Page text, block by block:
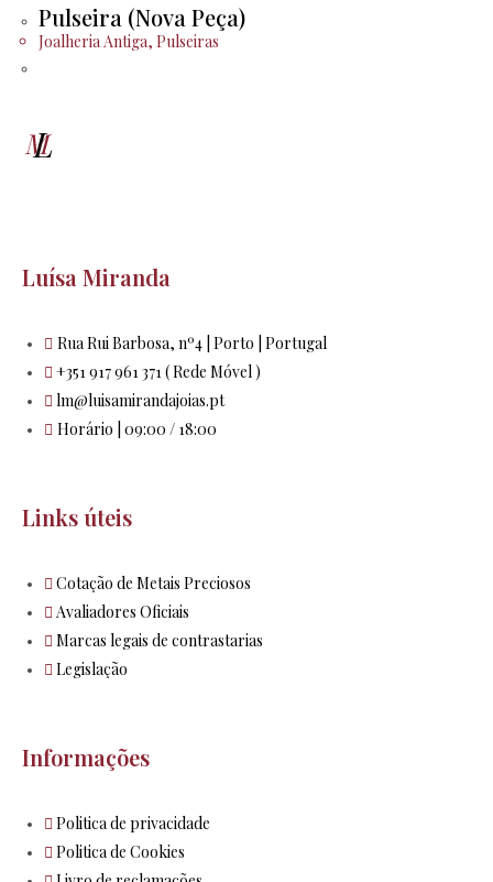
Pulseira (Nova Peça)
Joalheria Antiga, Pulseiras
Luísa Miranda
Rua Rui Barbosa, nº4 | Porto | Portugal
+351 917 961 371 ( Rede Móvel )
lm@luisamirandajoias.pt
Horário | 09:00 / 18:00
Links úteis
Cotação de Metais Preciosos
Avaliadores Oficiais
Marcas legais de contrastarias
Legislação
Informações
Politica de privacidade
Politica de Cookies